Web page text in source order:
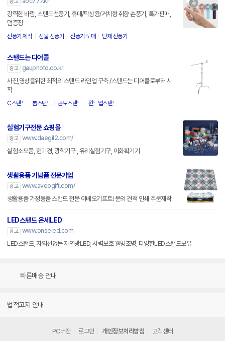
광고
강력한 바람, 스탠드선풍기, 휴대/탁상용/거치형 취향 손풍기, 특가판매,
덤증정
선풍기 제작 선물 선풍기 선풍기 도매 단체 선풍기
스탠드는 디어콜
광고
gauphoto.co.kr
사진,영상을위한 최적의 스탠드 라인업 구축 /스탠드는 디어콜로부터 시
작
C스탠드 붐스탠드 콤보스탠드 윈드업스탠드
실험기구전문 쇼핑몰
광고 www.daegil2.com/
실험소모품, 현미경, 광학기구 , 유리실험기구, 이화확기기
생활용품 기념품 전문기업
광고 www.aveogift.com/
생활용품 가정용품 스탠드 전문 아베오기프트! 문의 견적 인쇄 주문제작
LED스탠드 온세LED
광고 www.onseled.com
LED스탠드, 자외선없는 자연광LED, 시력보호 웰빙조명, 다양한LED스탠드보유
빠른배송 안내
법적고지 안내
PC버전 로그인 개인정보처리방침 고객센터